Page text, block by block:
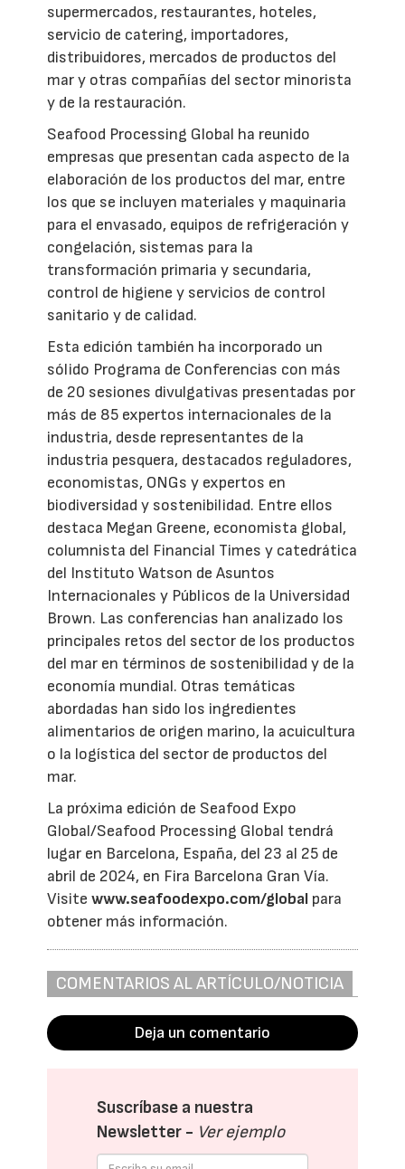
supermercados, restaurantes, hoteles,
servicio de catering, importadores,
distribuidores, mercados de productos del
mar y otras compañías del sector minorista
y de la restauración.
Seafood Processing Global ha reunido
empresas que presentan cada aspecto de la
elaboración de los productos del mar, entre
los que se incluyen materiales y maquinaria
para el envasado, equipos de refrigeración y
congelación, sistemas para la
transformación primaria y secundaria,
control de higiene y servicios de control
sanitario y de calidad.
Esta edición también ha incorporado un
sólido Programa de Conferencias con más
de 20 sesiones divulgativas presentadas por
más de 85 expertos internacionales de la
industria, desde representantes de la
industria pesquera, destacados reguladores,
economistas, ONGs y expertos en
biodiversidad y sostenibilidad. Entre ellos
destaca Megan Greene, economista global,
columnista del Financial Times y catedrática
del Instituto Watson de Asuntos
Internacionales y Públicos de la Universidad
Brown. Las conferencias han analizado los
principales retos del sector de los productos
del mar en términos de sostenibilidad y de la
economía mundial. Otras temáticas
abordadas han sido los ingredientes
alimentarios de origen marino, la acuicultura
o la logística del sector de productos del
mar.
La próxima edición de Seafood Expo
Global/Seafood Processing Global tendrá
lugar en Barcelona, España, del 23 al 25 de
abril de 2024, en Fira Barcelona Gran Vía.
Visitewww.seafoodexpo.com/global para
obtener más información.
COMENTARIOS AL ARTÍCULO/NOTICIA
Deja un comentario
Suscríbase a nuestra
Newsletter - Ver ejemplo